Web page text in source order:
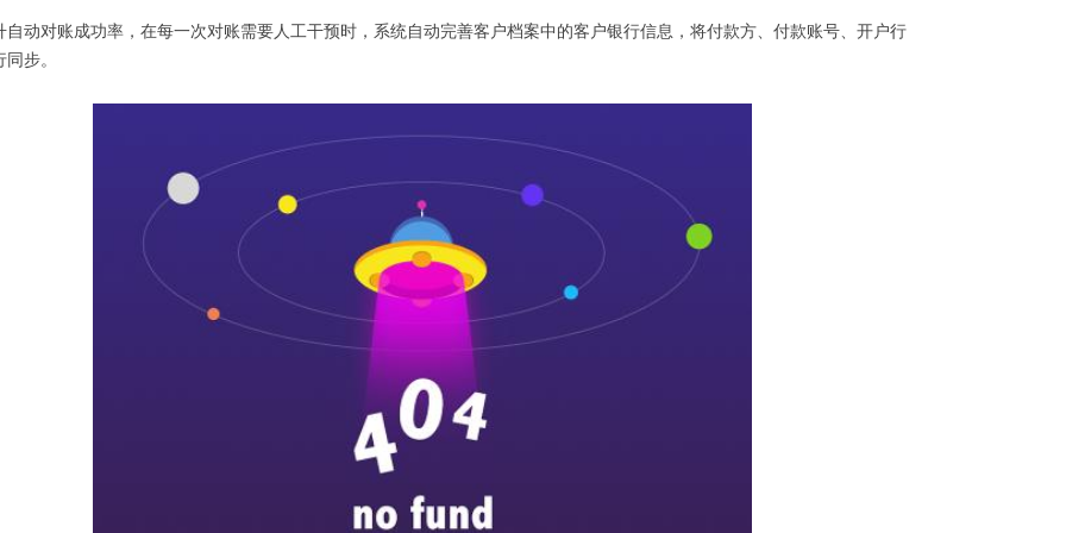
自动对账成功率，在每一次对账需要人工干预时，系统自动完善客户档案中的客户银行信息，将付款方、付款账号、开户行
步。